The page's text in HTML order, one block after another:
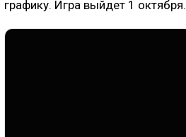
графику. Игра выйдет 1 октября.